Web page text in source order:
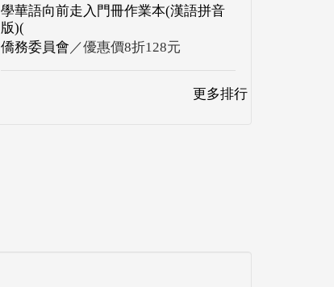
學華語向前走入門冊作業本(漢語拼音
版)(
僑務委員會 ／優惠價8折128元
更多排行